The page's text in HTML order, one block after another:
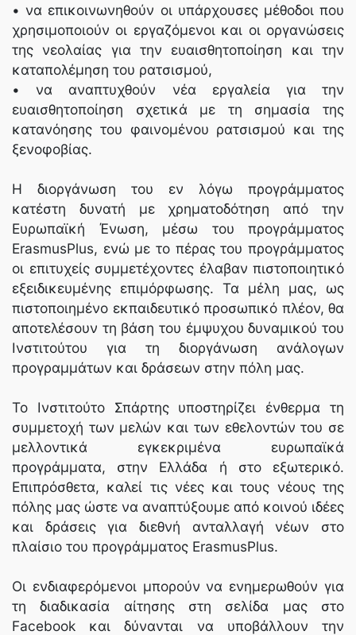
• να επικοινωνηθούν οι υπάρχουσες μέθοδοι που
χρησιμοποιούν οι εργαζόμενοι και οι οργανώσεις
της νεολαίας για την ευαισθητοποίηση και την
καταπολέμηση του ρατσισμού,
• να αναπτυχθούν νέα εργαλεία για την
ευαισθητοποίηση σχετικά με τη σημασία της
κατανόησης του φαινομένου ρατσισμού και της
ξενοφοβίας.
Η διοργάνωση του εν λόγω προγράμματος
κατέστη δυνατή με χρηματοδότηση από την
Ευρωπαϊκή Ένωση, μέσω του προγράμματος
ErasmusPlus, ενώ με το πέρας του προγράμματος
οι επιτυχείς συμμετέχοντες έλαβαν πιστοποιητικό
εξειδικευμένης επιμόρφωσης. Τα μέλη μας, ως
πιστοποιημένο εκπαιδευτικό προσωπικό πλέον, θα
αποτελέσουν τη βάση του έμψυχου δυναμικού του
Ινστιτούτου για τη διοργάνωση ανάλογων
προγραμμάτων και δράσεων στην πόλη μας.
To Ινστιτούτο Σπάρτης υποστηρίζει ένθερμα τη
συμμετοχή των μελών και των εθελοντών του σε
μελλοντικά εγκεκριμένα ευρωπαϊκά
προγράμματα, στην Ελλάδα ή στο εξωτερικό.
Επιπρόσθετα, καλεί τις νέες και τους νέους της
πόλης μας ώστε να αναπτύξουμε από κοινού ιδέες
και δράσεις για διεθνή ανταλλαγή νέων στο
πλαίσιο του προγράμματος ErasmusPlus.
Οι ενδιαφερόμενοι μπορούν να ενημερωθούν για
τη διαδικασία αίτησης στη σελίδα μας στο
Facebook και δύνανται να υποβάλλουν την